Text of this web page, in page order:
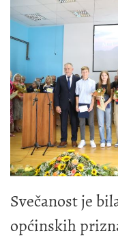
Svečanost je
općinskih